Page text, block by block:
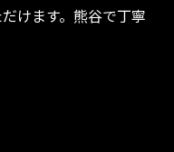
けます。熊谷で丁寧
から